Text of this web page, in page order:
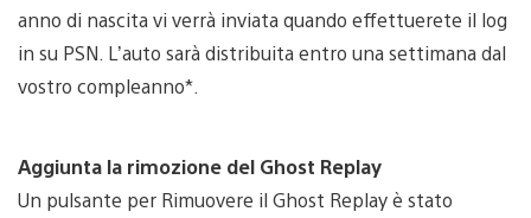
anno di nascita vi verrà inviata quando effettuerete il log
in su PSN. L’auto sarà distribuita entro una settimana dal
vostro compleanno*.
Aggiunta la rimozione del Ghost Replay
Un pulsante per Rimuovere il Ghost Replay è stato